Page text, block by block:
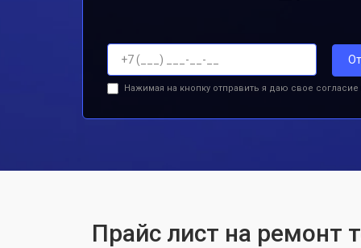
Нажимая на кнопку отправить я даю свое согласие
Прайс лист на ремонт